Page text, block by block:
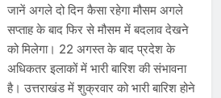
जानें अगले दो दिन कैसा रहेगा मौसम अगले
सप्ताह के बाद फिर से मौसम में बदलाव देखने
को मिलेगा। 22 अगस्त के बाद प्रदेश के
अधिकतर इलाकों में भारी बारिश की संभावना
है। उत्तराखंड में शुक्रवार को भारी बारिश होने